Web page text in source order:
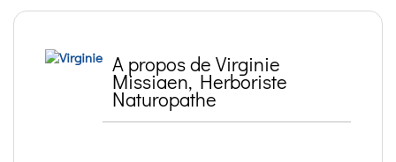
A propos de Virginie
Missiaen, Herboriste
Naturopathe